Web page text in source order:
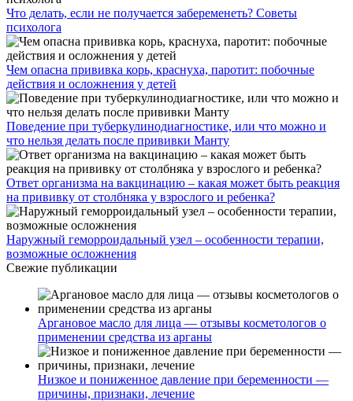
Что делать, если не получается забеременеть? Советы
психолога
Чем опасна прививка корь, краснуха, паротит: побочные
действия и осложнения у детей
Поведение при туберкулинодиагностике, или что можно и
что нельзя делать после прививки Манту
Ответ организма на вакцинацию – какая может быть реакция
на прививку от столбняка у взрослого и ребенка?
Наружный геморроидальный узел – особенности терапии,
возможные осложнения
Свежие публикации
Аргановое масло для лица — отзывы косметологов о
применении средства из арганы
Низкое и пониженное давление при беременности —
причины, признаки, лечение